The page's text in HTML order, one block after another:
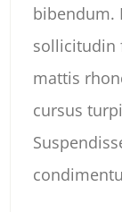
bibendum.
sollicitudin
mattis
cursus